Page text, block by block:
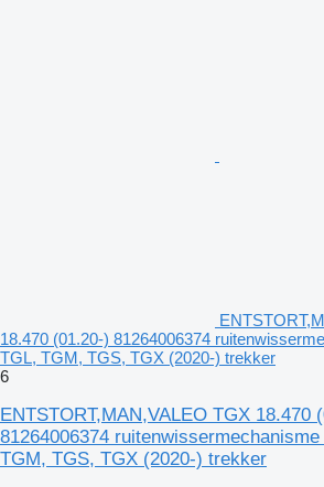
18.470 (01.20-) 81264006374
TGL, TGM, TGS, TGX (2020-) trekker
6
ENTSTORT,MAN,VALEO TGX 18.470
81264006374
TGM, TGS, TGX (2020-) trekker